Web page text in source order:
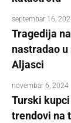
septembar 16,
Tragedija
nastradao u
Aljasci
novembar 6, 2024
Turski
trendovi na